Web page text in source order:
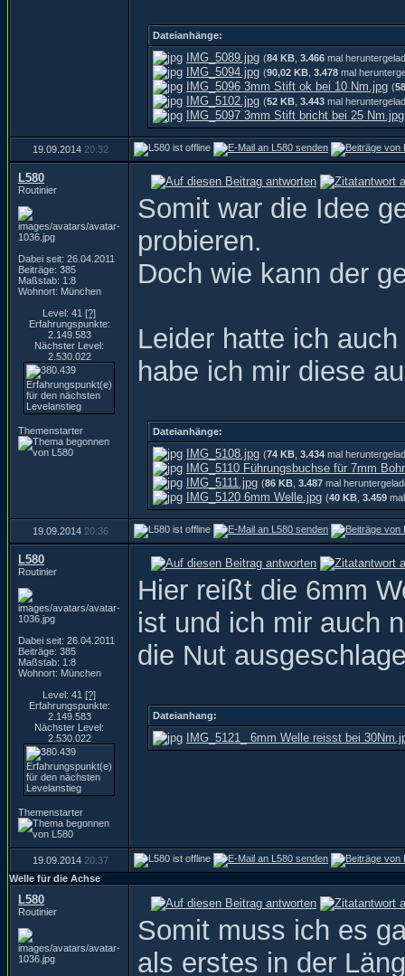
Dateianhänge:
IMG_5089.jpg (84 KB 3.466 mal
IMG_5094.jpg (90,02 KB 3.478 mal
IMG_5096 3mm Stift ok bei 10 Nm.jpg (
IMG_5102.jpg (52 KB 3.443 mal
IMG_5097 3mm Stift bricht bei 25 Nm.jpg
19.09.2014 20:32
L580
Routinier
Dabei seit: 26.04.2011
Beiträge: 385
Maßstab: 1:8
Wohnort: München
Level: 41 [?]
Erfahrungspunkte:
2.149.583
Nächster Level:
2.530.022
Themenstarter
Somit war die Idee
probieren.
Doch wie kann der
Leider hatte ich
habe ich mir diese
Dateianhänge:
IMG_5108.jpg (74 KB 3.434 mal
IMG_5110 Führungsbuchse für 7mm
IMG_5111.jpg (86 KB 3.487 mal
IMG_5120 6mm Welle.jpg (40 KB 3.459
19.09.2014 20:36
L580
Routinier
Dabei seit: 26.04.2011
Beiträge: 385
Maßstab: 1:8
Wohnort: München
Level: 41 [?]
Erfahrungspunkte:
2.149.583
Nächster Level:
2.530.022
Themenstarter
Hier reißt die 6mm
ist und ich mir auch
die Nut
Dateianhang:
IMG_5121_ 6mm Welle reisst bei
19.09.2014 20:37
Welle für die Achse
L580
Routinier
Somit muss ich es
als erstes in der